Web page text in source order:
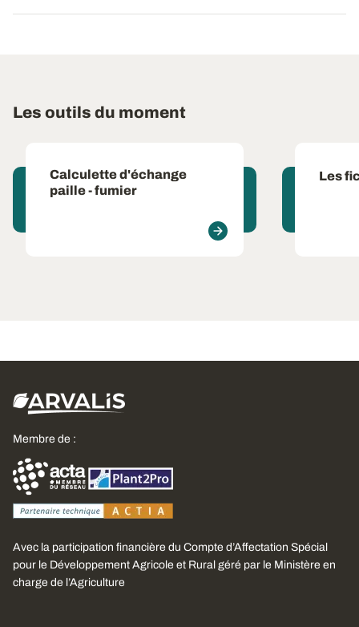
Les outils du moment
Calculette d'échange
paille - fumier
Les
Membre de :
Avec la participation financière du Compte d’Affectation Spécial
pour le Développement Agricole et Rural géré par le Ministère en
charge de l’Agriculture